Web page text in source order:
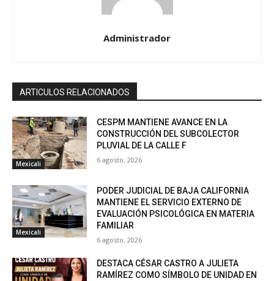
Administrador
ARTICULOS RELACIONADOS
Mexicali
CESPM MANTIENE AVANCE EN LA
CONSTRUCCIÓN DEL SUBCOLECTOR
PLUVIAL DE LA CALLE F
6 agosto, 2026
Mexicali
PODER JUDICIAL DE BAJA CALIFORNIA
MANTIENE EL SERVICIO EXTERNO DE
EVALUACIÓN PSICOLÓGICA EN MATERIA
FAMILIAR
6 agosto, 2026
DESTACA CÉSAR CASTRO A JULIETA
RAMÍREZ COMO SÍMBOLO DE UNIDAD EN